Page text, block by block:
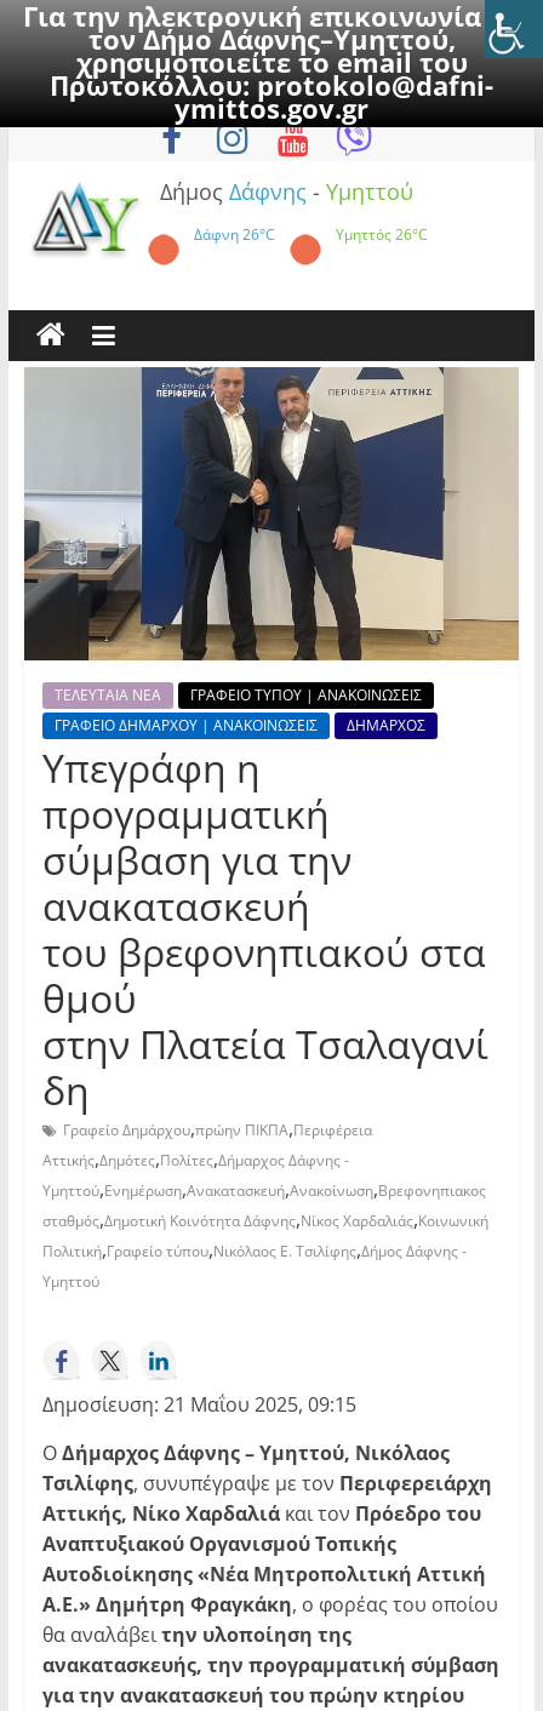
Για την ηλεκτρονική επικοινωνία με
τον Δήμο Δάφνης–Υμηττού,
χρησιμοποιείτε το email του
Πρωτοκόλλου:protokolo@dafni-
ymittos.gov.gr
to
Πέμπτη, 6 Αυγούστου 2026
Δήμος Δάφνης - Υμηττού
Δάφνη26°C Υμηττός26°C
ΤΕΛΕΥΤΑΙΑ ΝΕΑ
ΓΡΑΦΕΙΟ ΤΥΠΟΥ | ΑΝΑΚΟΙΝΩΣΕΙΣ
ΓΡΑΦΕΙΟ ΔΗΜΑΡΧΟΥ | ΑΝΑΚΟΙΝΩΣΕΙΣ
ΔΗΜΑΡΧΟΣ
Υπεγράφη η
προγραμματική
σύμβαση για την
ανακατασκευή
του βρεφονηπιακού στα
θμού
στην Πλατεία Τσαλαγανί
δη
Γραφείο Δημάρχου,πρώην ΠΙΚΠΑ,Περιφέρεια
Αττικής,Δημότες,Πολίτες,Δήμαρχος Δάφνης -
Υμηττού,Ενημέρωση,Ανακατασκευή,Ανακοίνωση,Βρεφονηπιακος
σταθμός,Δημοτική Κοινότητα Δάφνης,Νίκος Χαρδαλιάς,Κοινωνική
Πολιτική,Γραφείο τύπου,Νικόλαος Ε. Τσιλίφης,Δήμος Δάφνης -
Υμηττού
Δημοσίευση: 21 Μαΐου 2025, 09:15
ΟΔήμαρχος Δάφνης – Υμηττού, Νικόλαος
Τσιλίφης, συνυπέγραψε με τον Περιφερειάρχη
Αττικής, Νίκο Χαρδαλιάκαι τον Πρόεδρο του
Αναπτυξιακού Οργανισμού Τοπικής
Αυτοδιοίκησης «Νέα Μητροπολιτική Αττική
Α.Ε.» Δημήτρη Φραγκάκη, ο φορέας του οποίου
θα αναλάβειτην υλοποίηση της
ανακατασκευής, την προγραμματική σύμβαση
για την ανακατασκευή του πρώην κτηρίου